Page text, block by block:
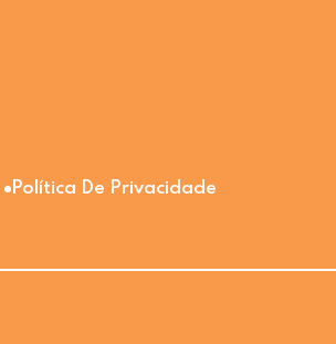
Política De Privacidade